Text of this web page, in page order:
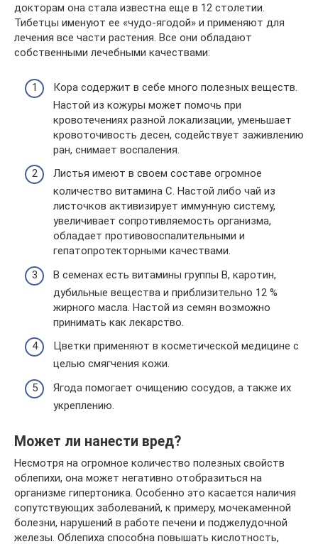
докторам она стала известна еще в 12 столетии.
Тибетцы именуют ее «чудо-ягодой» и применяют для
лечения все части растения. Все они обладают
собственными лечебными качествами:
Кора содержит в себе много полезных веществ.
Настой из кожуры может помочь при
кровотечениях разной локализации, уменьшает
кровоточивость десен, содействует заживлению
ран, снимает воспаления.
Листья имеют в своем составе огромное
количество витамина С. Настой либо чай из
листочков активизирует иммунную систему,
увеличивает сопротивляемость организма,
обладает противовоспалительными и
гепатопротекторными качествами.
В семенах есть витамины группы В, каротин,
дубильные вещества и приблизительно 12 %
жирного масла. Настой из семян возможно
принимать как лекарство.
Цветки применяют в косметической медицине с
целью смягчения кожи.
Ягода помогает очищению сосудов, а также их
укреплению.
Может ли нанести вред?
Несмотря на огромное количество полезных свойств
облепихи, она может негативно отобразиться на
организме гипертоника. Особенно это касается наличия
сопутствующих заболеваний, к примеру, мочекаменной
болезни, нарушений в работе печени и поджелудочной
железы. Облепиха способна повышать кислотность,